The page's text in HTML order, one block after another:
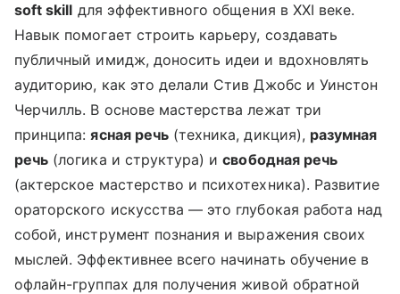
soft skill для эффективного общения в XXI веке.
Навык помогает строить карьеру, создавать
публичный имидж, доносить идеи и вдохновлять
аудиторию, как это делали Стив Джобс и Уинстон
Черчилль. В основе мастерства лежат три
принципа:ясная речь(техника, дикция), разумная
речь (логика и структура) исвободная речь
(актерское мастерство и психотехника). Развитие
ораторского искусства — это глубокая работа над
собой, инструмент познания и выражения своих
мыслей. Эффективнее всего начинать обучение в
офлайн-группах для получения живой обратной